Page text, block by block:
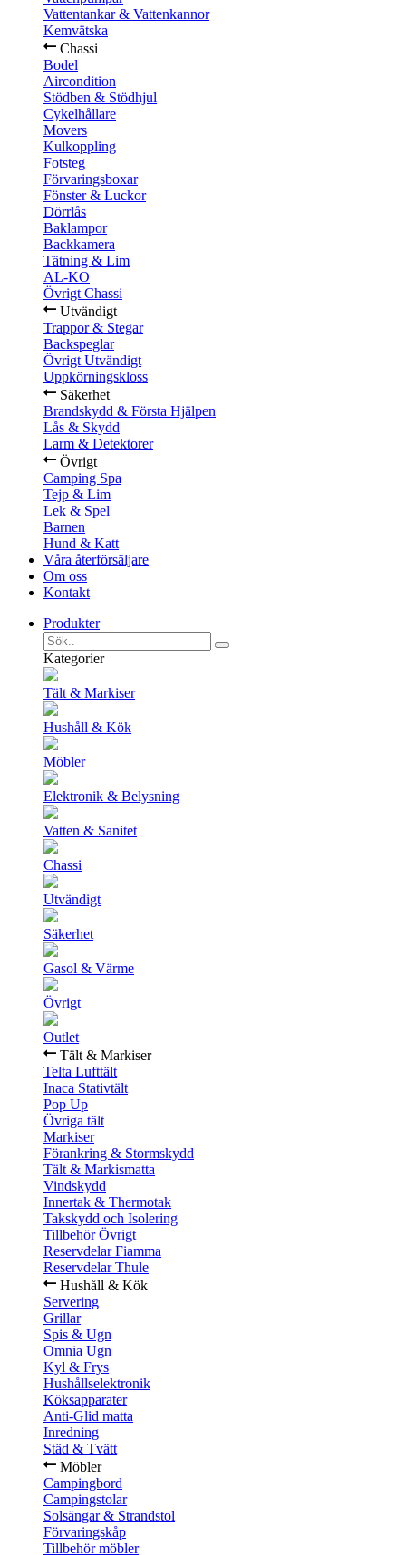
Vattentankar & Vattenkannor
Kemvätska
Chassi
Bodel
Aircondition
Stödben & Stödhjul
Cykelhållare
Movers
Kulkoppling
Fotsteg
Förvaringsboxar
Fönster & Luckor
Dörrlås
Baklampor
Backkamera
Tätning & Lim
AL-KO
Övrigt Chassi
Utvändigt
Trappor & Stegar
Backspeglar
Övrigt Utvändigt
Uppkörningskloss
Säkerhet
Brandskydd & Första Hjälpen
Lås & Skydd
Larm & Detektorer
Övrigt
Camping Spa
Tejp & Lim
Lek & Spel
Barnen
Hund & Katt
Våra återförsäljare
Om oss
Kontakt
Produkter
Kategorier
Tält & Markiser
Hushåll & Kök
Möbler
Elektronik & Belysning
Vatten & Sanitet
Chassi
Utvändigt
Säkerhet
Gasol & Värme
Övrigt
Outlet
Tält & Markiser
Telta Lufttält
Inaca Stativtält
Pop Up
Övriga tält
Markiser
Förankring & Stormskydd
Tält & Markismatta
Vindskydd
Innertak & Thermotak
Takskydd och Isolering
Tillbehör Övrigt
Reservdelar Fiamma
Reservdelar Thule
Hushåll & Kök
Servering
Grillar
Spis & Ugn
Omnia Ugn
Kyl & Frys
Hushållselektronik
Köksapparater
Anti-Glid matta
Inredning
Städ & Tvätt
Möbler
Campingbord
Campingstolar
Solsängar & Strandstol
Förvaringskåp
Tillbehör möbler